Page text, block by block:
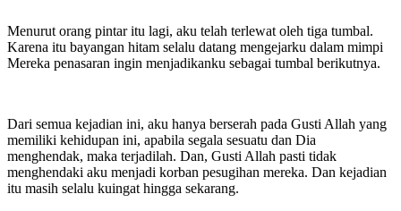
Menurut orang pintar itu lagi, aku telah terlewat oleh tiga tumbal.
Karena itu bayangan hitam selalu datang mengejarku dalam mimpi
Mereka penasaran ingin menjadikanku sebagai tumbal berikutnya.
Dari semua kejadian ini, aku hanya berserah pada Gusti Allah yang
memiliki kehidupan ini, apabila segala sesuatu dan Dia
menghendak, maka terjadilah. Dan, Gusti Allah pasti tidak
menghendaki aku menjadi korban pesugihan mereka. Dan kejadian
itu masih selalu kuingat hingga sekarang.